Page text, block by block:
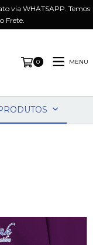
via WHATSAPP. Temos
Frete.
0 MENU